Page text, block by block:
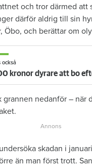
och tror därmed att
därför aldrig till sin
Öbo, och berättar om
också
grannen nedanför – när
skadan i
än man först trott.